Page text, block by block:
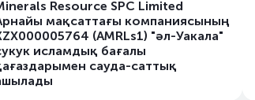
Resource SPC Limited
мақсаттағы компаниясының
(AMRLs1) "әл-Уакала"
исламдық бағалы
сауда-саттық